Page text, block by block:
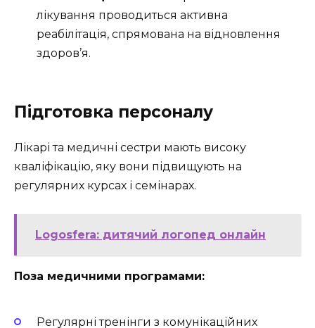
лікування проводиться активна
реабілітація, спрямована на відновлення
здоров’я.
Підготовка персоналу
Лікарі та медичні сестри мають високу
кваліфікацію, яку вони підвищують на
регулярних курсах і семінарах.
Logosfera: дитячий логопед онлайн
Поза медичними програмами:
Регулярні тренінги з комунікаційних